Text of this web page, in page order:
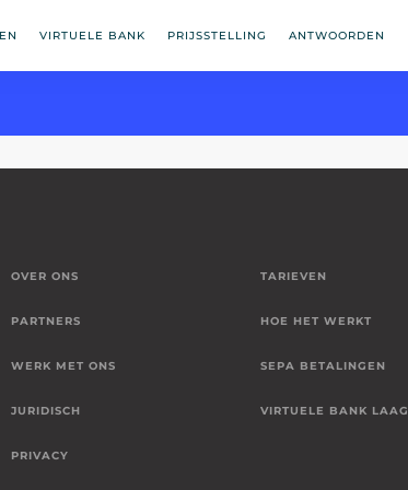
VIRTUELE BANK PRIJSSTELLING ANTWOORDEN
OVER ONS
PARTNERS
WERK MET ONS
JURIDISCH
PRIVACY
TARIEVEN
HOE HET WERKT
SEPA BETALINGEN
VIRTUELE BANK LAAG